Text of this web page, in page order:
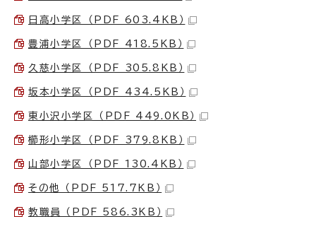
日高小学区 （PDF 603.4KB）
豊浦小学区 （PDF 418.5KB）
久慈小学区 （PDF 305.8KB）
坂本小学区 （PDF 434.5KB）
東小沢小学区 （PDF 449.0KB）
櫛形小学区 （PDF 379.8KB）
山部小学区 （PDF 130.4KB）
その他 （PDF 517.7KB）
教職員 （PDF 586.3KB）